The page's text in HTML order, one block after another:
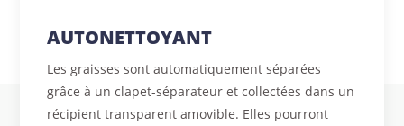
AUTONETTOYANT
Les graisses sont automatiquement séparées
grâce à un clapet-séparateur et collectées dans un
récipient transparent amovible. Elles pourront